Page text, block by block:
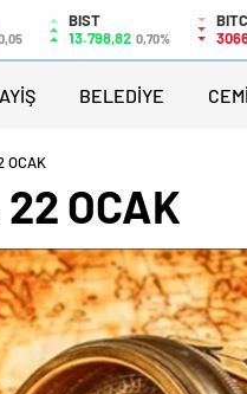
BIST
13.798,82 0,70%
BELEDİYE
OCAK
OCAK